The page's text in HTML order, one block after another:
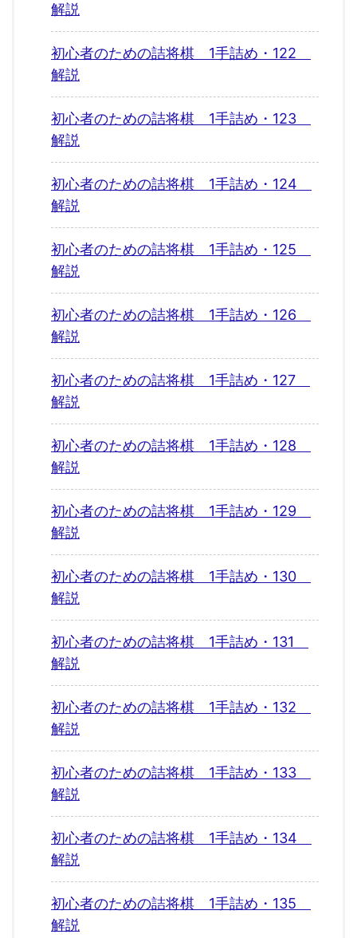
解説
初心者のための詰将棋 1手詰め・122
解説
初心者のための詰将棋 1手詰め・123
解説
初心者のための詰将棋 1手詰め・124
解説
初心者のための詰将棋 1手詰め・125
解説
初心者のための詰将棋 1手詰め・126
解説
初心者のための詰将棋 1手詰め・127
解説
初心者のための詰将棋 1手詰め・128
解説
初心者のための詰将棋 1手詰め・129
解説
初心者のための詰将棋 1手詰め・130
解説
初心者のための詰将棋 1手詰め・131
解説
初心者のための詰将棋 1手詰め・132
解説
初心者のための詰将棋 1手詰め・133
解説
初心者のための詰将棋 1手詰め・134
解説
初心者のための詰将棋 1手詰め・135
解説